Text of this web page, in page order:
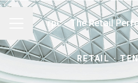
MENÚ DE EMPLEO
rpc - The Retail
RETAIL ·